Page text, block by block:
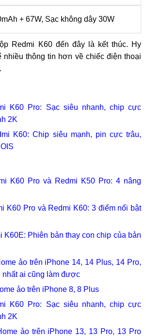
+ 67W, Sạc không dây 30W
Redmi K60 đến đây là kết thúc. Hy
nhiều thông tin hơn về chiếc điện thoại
K60 Pro: Sạc siêu nhanh, chip cực
2K
K60: Chip siêu mạnh, pin cực trâu,
K60 Pro và Redmi K50 Pro: 4 nâng
K60 Pro và Redmi K60: 3 điểm nổi bật
K60E: Phiên bản thay con chip của bản
ảo trên iPhone 14, 14 Plus, 14 Pro,
nhất ai cũng làm được
ảo trên iPhone 8, 8 Plus
K60 Pro: Sạc siêu nhanh, chip cực
2K
ảo trên iPhone 13, 13 Pro, 13 Pro